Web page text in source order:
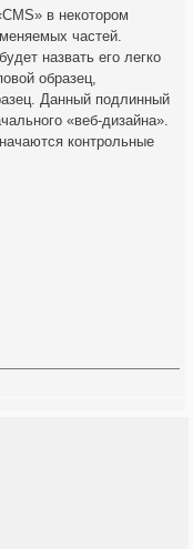
в некотором
частей.
назвать его легко
образец,
Данный подлинный
«веб-дизайна».
контрольные